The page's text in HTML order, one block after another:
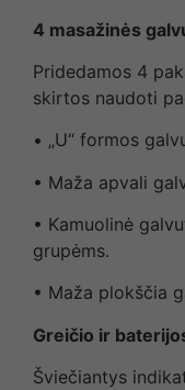
4 masažinės
Pridedamos 4
skirtos naudoti
• „U“ formos
• Maža apvali
• Kamuolinė
grupėms.
• Maža plokščia
Greičio ir
Šviečiantys